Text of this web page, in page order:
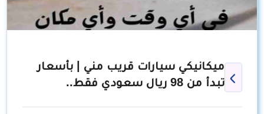
ميكانيكي سيارات قريب مني | بأسعار
تبدأ من 98 ريال سعودي فقط..